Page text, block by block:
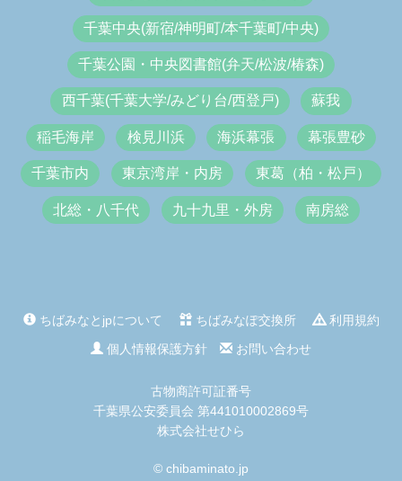
千葉中央(新宿/神明町/本千葉町/中央)
千葉公園・中央図書館(弁天/松波/椿森)
西千葉(千葉大学/みどり台/西登戸) 蘇我
稲毛海岸 検見川浜 海浜幕張 幕張豊砂
千葉市内 東京湾岸・内房 東葛（柏・松戸）
北総・八千代 九十九里・外房 南房総
ちばみなとjpについて ちばみなぽ交換所
利用規約
個人情報保護方針
お問い合わせ
古物商許可証番号
千葉県公安委員会 第441010002869号
株式会社せひら
© chibaminato.jp